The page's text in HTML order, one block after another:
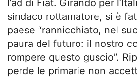
l’ad di Fiat. Girando per
sindaco rottamatore, si è
paese “rannicchiato, nel
paura del futuro: il nostro
rompere questo guscio”.
perde le primarie non